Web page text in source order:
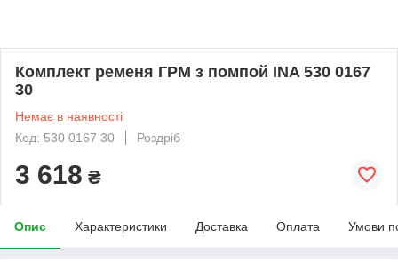
Комплект ременя ГРМ з помпой INA 530 0167
30
Немає в наявності
Код: 530 0167 30
Роздріб
3 618 ₴
Опис Характеристики Доставка Оплата Умови